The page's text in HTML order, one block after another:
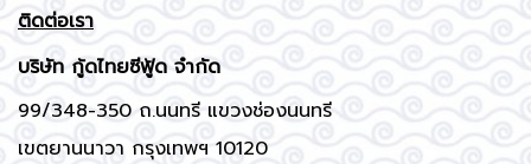
ติดต่อเรา
บริษัท กู้ดไทยซีฟู้ด จำกัด
99/348-350 ถ.นนทรี แขวงช่องนนทรี
เขตยานนาวา กรุงเทพฯ 10120